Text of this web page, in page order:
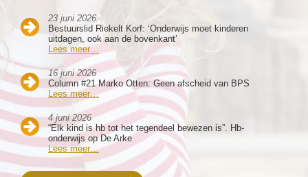
23 juni 2026
Bestuurslid Riekelt Korf: ‘Onderwijs moet kinderen
uitdagen, ook aan de bovenkant’
Lees meer…
16 juni 2026
Column #21 Marko Otten: Geen afscheid van BPS
Lees meer…
4 juni 2026
“Elk kind is hb tot het tegendeel bewezen is”. Hb-
onderwijs op De Arke
Lees meer…